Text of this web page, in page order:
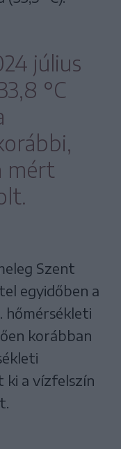
július
°C
mért
Szent
egyidőben a
hőmérsékleti
korábban
ki a vízfelszín